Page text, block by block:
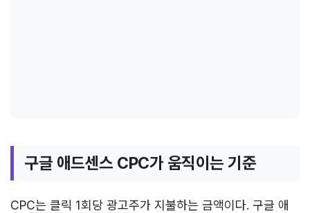
구글 애드센스 CPC가 움직이는 기준
CPC는 클릭 1회당 광고주가 지불하는 금액이다. 구글 애